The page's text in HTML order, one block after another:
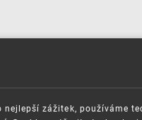
nejlepší zážitek, používáme